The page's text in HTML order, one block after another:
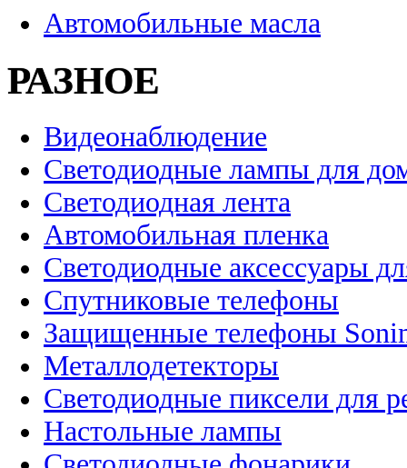
Автомобильные масла
РАЗНОЕ
Видеонаблюдение
Светодиодные лампы для
Светодиодная лента
Автомобильная пленка
Светодиодные аксессуары
Спутниковые телефоны
Защищенные телефоны
Металлодетекторы
Светодиодные пиксели для
Настольные лампы